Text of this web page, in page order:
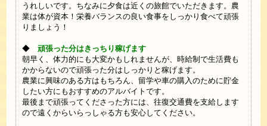
うれしいです。ちなみに夕食は近くの旅館でいただきます。農
業は体が資本！栄養バランスの良い食事をしっかり食べて頑張
りましょう！
◆頑張った分はきっちり稼げます
朝早く、体力的にも大変かもしれませんが、時給制で生活費も
かからないので頑張った分はしっかりと稼げます。
農業に興味のある方はもちろん、留学や車の購入のために貯金
したい方にもおすすめのアルバイトです。
最後まで頑張ってくださった方には、往復交通費を支給します
ので遠くからいらっしゃる方も安心してください。